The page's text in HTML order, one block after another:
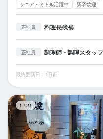
シニア・ミドル活躍中
新卒歓迎
正社員 料理長候補
正社員 調理師・調理スタッフ
最終更新日：1日前
1 / 21